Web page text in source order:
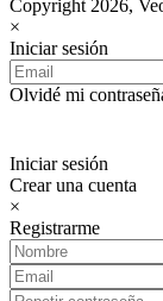
Copyright 2026,
×
Iniciar sesión
Olvidé mi
Iniciar sesión
Crear una cuenta
×
Registrarme